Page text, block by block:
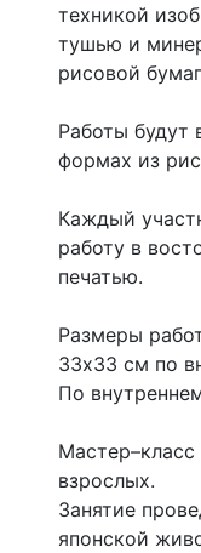
техникой
тушью и
рисовой
Работы будут
формах из
Каждый
работу в
печатью.
Размеры
33х33 см по
По
взрослых.
Занятие
японской